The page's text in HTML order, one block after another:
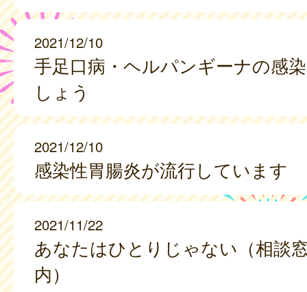
2021/12/10
手足口病・ヘルパンギーナの感
しょう
2021/12/10
感染性胃腸炎が流行しています
2021/11/22
あなたはひとりじゃない（相談
内）